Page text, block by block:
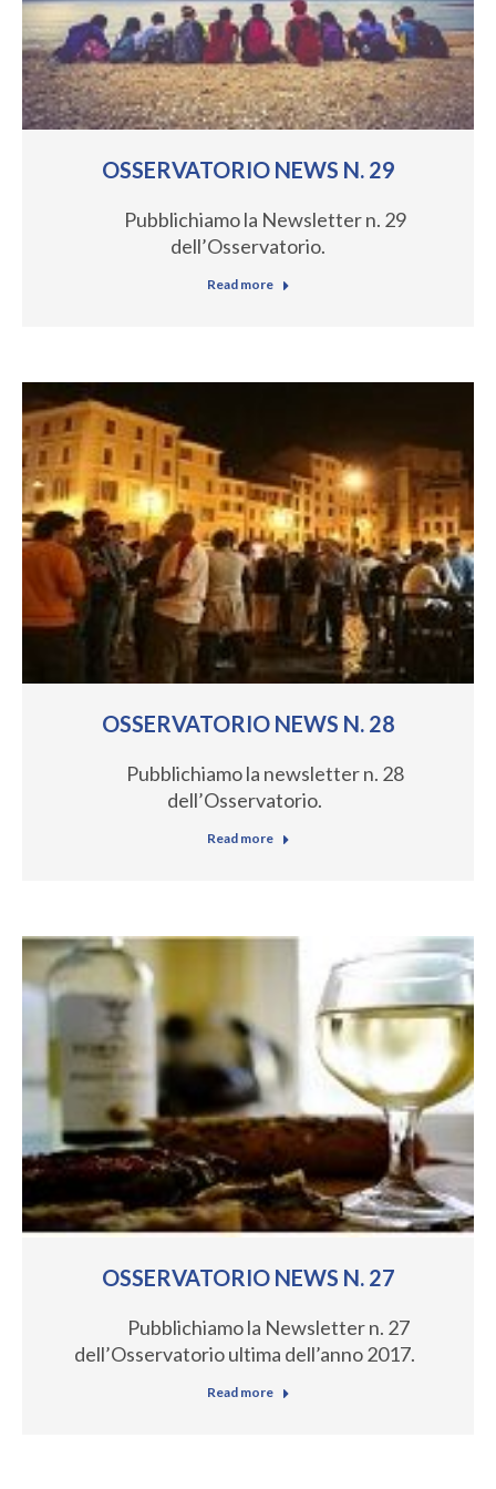
OSSERVATORIO NEWS N. 29
Pubblichiamo la Newsletter n. 29
dell’Osservatorio.
Read more
OSSERVATORIO NEWS N. 28
Pubblichiamo la newsletter n. 28
dell’Osservatorio.
Read more
OSSERVATORIO NEWS N. 27
Pubblichiamo la Newsletter n. 27
dell’Osservatorio ultima dell’anno 2017.
Read more